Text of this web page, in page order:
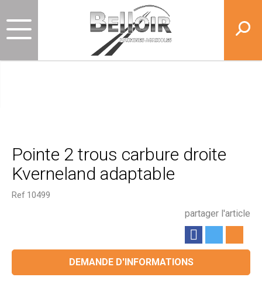
Pointe 2 trous carbure droite
Kverneland adaptable
Ref 10499
partager l'article
DEMANDE D'INFORMATIONS